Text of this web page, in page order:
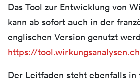
Das Tool zur Entwicklung von
kann ab sofort auch in der
englischen Version genutzt
https://
Der Leitfaden steht ebenfalls in